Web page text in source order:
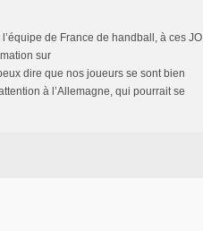
de France de handball, à ces JO
sur
dire que nos joueurs se sont bien
à l’Allemagne, qui pourrait se